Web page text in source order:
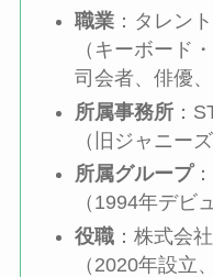
職業 ：タレン
（キーボード
司会者、俳優
所属事務所 ：
（旧ジャニー
所属グループ
（1994年デビ
役職 ：株式会
（2020年設立